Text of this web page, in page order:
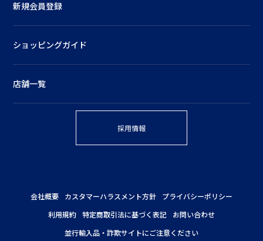
新規会員登録
ショッピングガイド
店舗一覧
採用情報
会社概要 カスタマーハラスメント方針
プライバシーポリシー
利用規約 特定商取引法に基づく表記
お問い合わせ
並行輸入品・詐欺サイトにご注意ください